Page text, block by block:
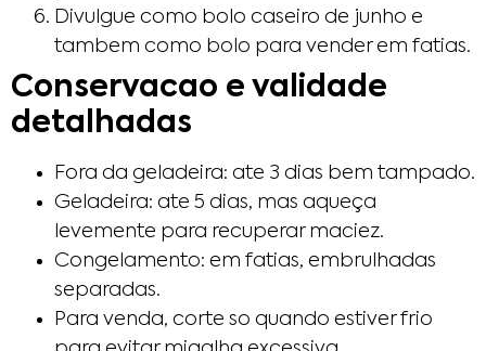
Divulgue como bolo caseiro de junho e
tambem como bolo para vender em fatias.
Conservacao e validade
detalhadas
Fora da geladeira: ate 3 dias bem tampado.
Geladeira: ate 5 dias, mas aqueça
levemente para recuperar maciez.
Congelamento: em fatias, embrulhadas
separadas.
Para venda, corte so quando estiver frio